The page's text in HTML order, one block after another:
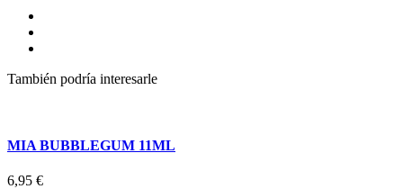
También podría interesarle
MIA BUBBLEGUM 11ML
6,95 €